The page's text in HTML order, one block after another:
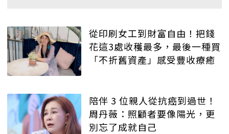
從印刷女工到財富自由！把錢
花這3處收穫最多，最後一種買
「不折舊資產」感受豐收療癒
陪伴 3 位親人從抗癌到過世！
周丹薇：照顧者要像陽光，更
別忘了成就自己